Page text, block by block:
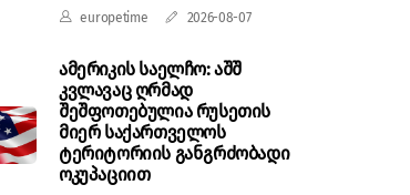
europetime 2026-08-07
ამერიკის საელჩო: აშშ
კვლავაც ღრმად
შეშფოთებულია რუსეთის
მიერ საქართველოს
ტერიტორიის განგრძობადი
ოკუპაციით